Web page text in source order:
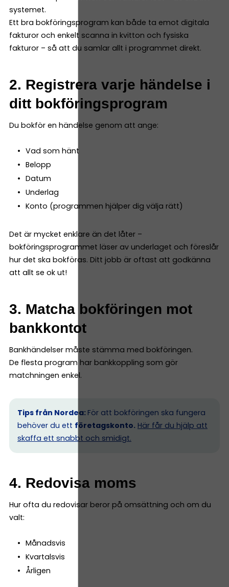
systemet.
Ett bra bokföringsprogram kan både ta emot digitala
fakturor och enkelt scanna in kvitton och fysiska
fakturor – så att du samlar allt i programmet direkt.
2. Registrera varje händelse i
ditt bokföringsprogram
Du bokför en händelse genom att ange:
Vad som hänt
Belopp
Datum
Underlag
Konto (programmen hjälper dig välja rätt)
Det är mycket enklare än det låter –
bokföringsprogrammet läser av underlaget och föreslår
hur det ska bokföras. Ditt jobb är oftast att godkänna
att allt se ok ut!
3. Matcha bokföringen mot
bankkontot
Bankhändelser måste stämma med bokföringen.
De flesta program har bankkoppling som gör
matchningen enkel.
Tips från Nordea: För att bokföringen ska fungera
behöver du ett företagskonto. Här får du hjälp att
skaffa ett snabbt och smidigt.
4. Redovisa moms
Hur ofta du redovisar beror på omsättning och om du
valt:
Månadsvis
Kvartalsvis
Årligen